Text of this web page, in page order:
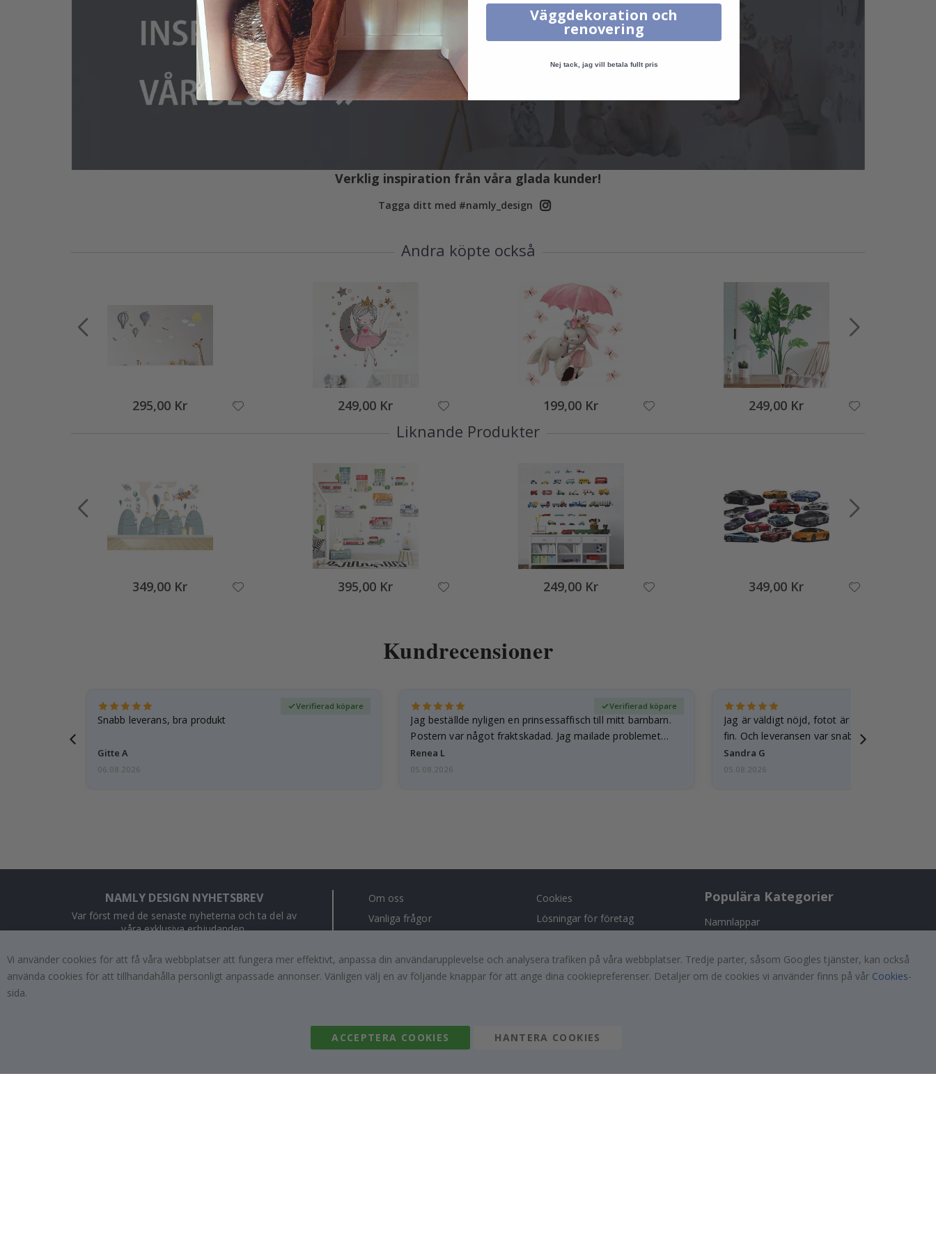
Verklig inspiration från våra glada kunder!
Tagga ditt med #namly_design
Andra köpte också
295,00 Kr 249,00 Kr 199,00 Kr 249,00 Kr
Liknande Produkter
349,00 Kr 395,00 Kr 249,00 Kr 349,00 Kr
Kundrecensioner
Snabb leverans, bra produkt
Gitte A
Verifierad köpare
06.08.2026
Jag beställde nyligen en prinsessaffisch till mitt barnbarn.
Postern var något fraktskadad. Jag mailade problemet
och…
Renea L
Verifierad köpare
05.08.2026
Jag är väldigt nöjd, fotot är välgjort och
fin. Och leveransen var snabb.
Sandra G
05.08.2026
NAMLY DESIGN NYHETSBREV
Var först med de senaste nyheterna och ta del av
våra exklusiva erbjudanden.
PRENUMERERA
k
4.1
Om oss
Vanliga frågor
Retur, ångerrätt & reklamation
Villkor
Cookies
Lösningar för företag
Samarbeta med oss!
Recensioner
Populära Kategorier
Namnlappar
Kakeldekor
Posters
Vi använder cookies för att få våra webbplatser att fungera mer effektivt, anpassa din användarupplevelse och analysera trafiken på våra webbplatser. Tredje parter, såsom Googles tjänster, kan också
använda cookies för att tillhandahålla personligt anpassade annonser. Vänligen välj en av följande knappar för att ange dina cookiepreferenser. Detaljer om de cookies vi använder finns på vår Cookies-
sida.
ACCEPTERA COOKIES HANTERA COOKIES
Väggdekoration och
renovering
Nej tack, jag vill betala fullt pris